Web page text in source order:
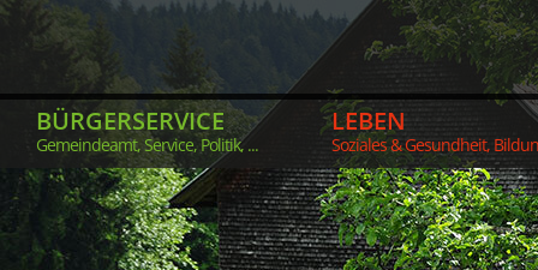
BÜRGERSERVICE
Gemeindeamt, Service, Politik, ...
LEBEN
Soziales & Gesundheit,